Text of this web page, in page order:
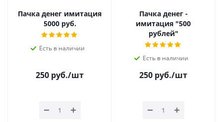
Пачка денег имитация
5000 руб.
Есть в наличии
250 руб./шт
Пачка денег -
имитация "500
рублей"
Есть в наличии
250 руб./шт